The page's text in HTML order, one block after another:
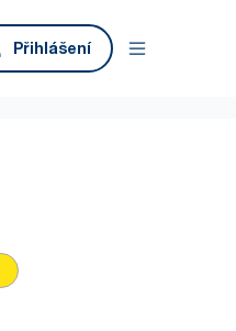
Přihlášení